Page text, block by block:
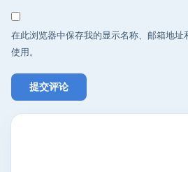
在此浏览器中保存我的显示名称、邮箱地
使用。